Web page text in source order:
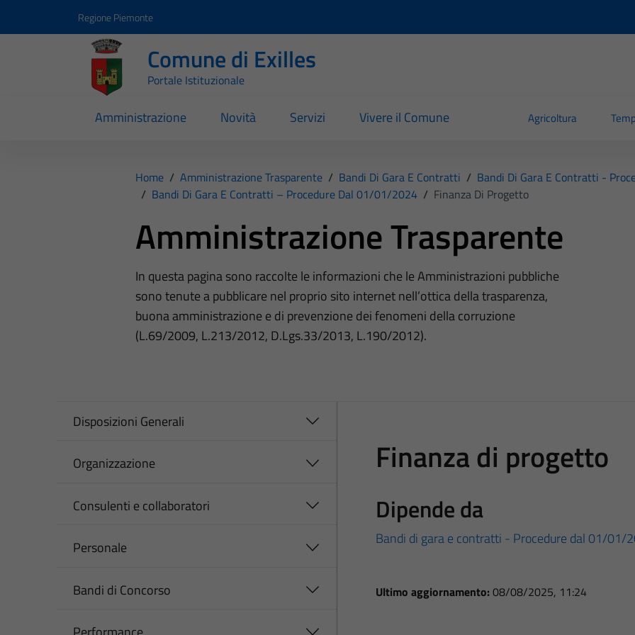
Regione Piemonte
Comune di Exilles
Portale Istituzionale
Amministrazione Novità Servizi Vivere il Comune Agricoltura
Home / Amministrazione Trasparente / Bandi Di Gara E Contratti / Bandi Di Gara E Contratti -
/ Bandi Di Gara E Contratti – Procedure Dal 01/01/2024 / Finanza Di Progetto
Amministrazione Trasparente
In questa pagina sono raccolte le informazioni che le Amministrazioni pubbliche
sono tenute a pubblicare nel proprio sito internet nell’ottica della trasparenza,
buona amministrazione e di prevenzione dei fenomeni della corruzione
(L.69/2009, L.213/2012, D.Lgs.33/2013, L.190/2012).
Disposizioni Generali
Organizzazione
Consulenti e collaboratori
Personale
Bandi di Concorso
Finanza di progetto
Dipende da
Bandi di gara e contratti - Procedure dal 01/01/
Ultimo aggiornamento: 08/08/2025, 11:24